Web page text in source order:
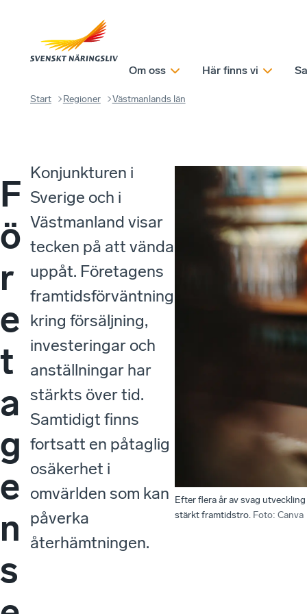
Om oss Här finns vi
Start Regioner Västmanlands län
F
ö
r
e
t
a
g
e
n
s
Konjunkturen i
Sverige och i
Västmanland visar
tecken på att vända
uppåt. Företagens
framtidsförväntningar
kring försäljning,
investeringar och
anställningar har
stärkts över tid.
Samtidigt finns
fortsatt en påtaglig
osäkerhet i
omvärlden som kan
påverka
återhämtningen.
Efter flera år av svag
stärkt framtidstro. Foto: Canva